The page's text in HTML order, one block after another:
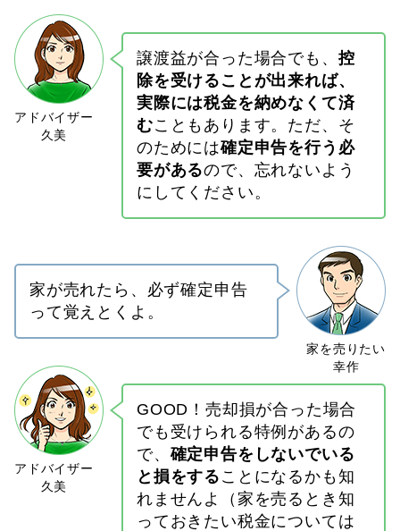
譲渡益が合った場合でも、 控
除を受けることが出来れば、
実際には税金を納めなくて済
むこともあります。ただ、そ
のためには確定申告を行う必
要があるので、忘れないよう
にしてください。
家が売れたら、必ず確定申告
って覚えとくよ。
GOOD！売却損が合った場合
でも受けられる特例があるの
で、確定申告をしないでいる
と損をする ことになるかも知
れませんよ
（家を売るとき知
っておきたい税金については